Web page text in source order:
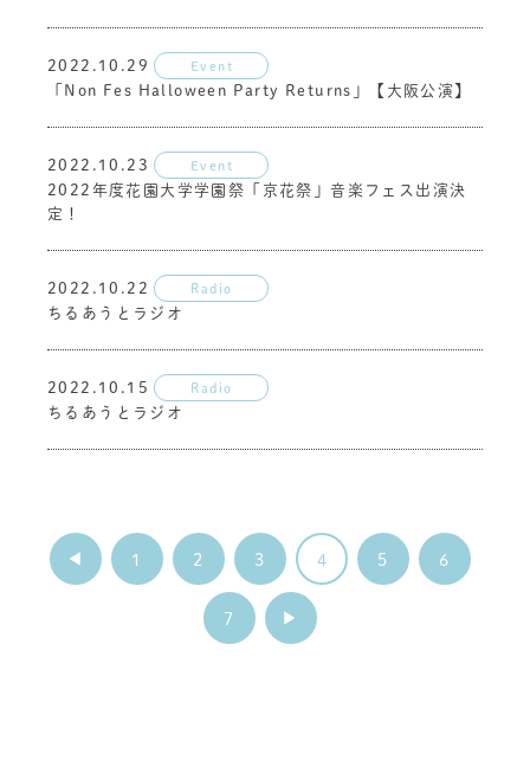
2022.10.29 Event
「Non Fes Halloween Party Returns」【大阪公演】
2022.10.23 Event
2022年度花園大学学園祭「京花祭」音楽フェス出演決
定！
2022.10.22 Radio
ちるあうとラジオ
2022.10.15 Radio
ちるあうとラジオ
1 2 3 4 5 6
7